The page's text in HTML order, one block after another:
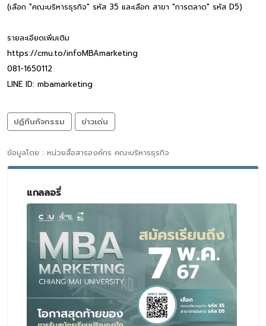
(เลือก "คณะบริหารธุรกิจ" รหัส 35 และเลือก สาขา "การตลาด" รหัส D5)
รายละเอียดเพิ่มเติม
https://cmu.to/infoMBAmarketing
081-1650112
LINE ID: mbamarketing
ปฏิทินกิจกรรม ข่าวเด่น
ข้อมูลโดย : หน่วยสื่อสารองค์กร คณะบริหารธุรกิจ
แกลลอรี่